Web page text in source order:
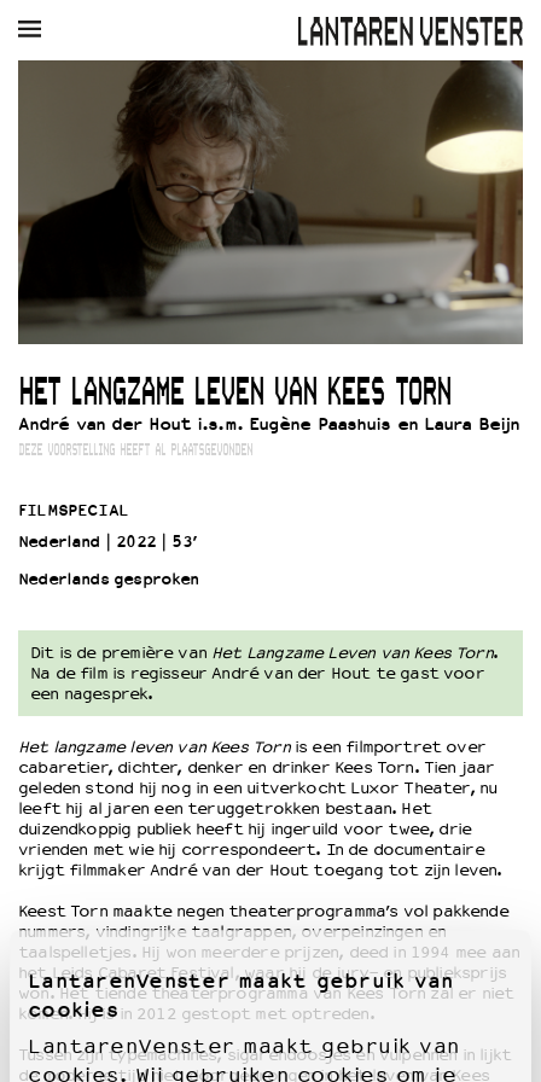
LantarenVenster maakt gebruik van
cookies
LantarenVenster maakt gebruik van
cookies. Wij gebruiken cookies om je
MUZIEK RESTAURANT
Winkelmandje
Zoek
PLAN JE BEZOEK
Openingstijden & contact
Bereikbaarheid
Kaartverkoop
EDUCATIE
Schoolvoorstellingen
Filmprogramma’s Primair Onderwijs
Speciale educatieprogramma’s
Wat we doen
Werken bij
Wie is wie
Word vriend
Historie
Partners
Huisregels
Privacyverklaring
Integriteits- en gedragscode
Culturele boycot Israël
Ruimte voor artistieke vrijheid – VNPF
HET LANGZAME LEVEN VAN KEES TORN
André van der Hout i.s.m. Eugène Paashuis en Laura Beijn
DEZE VOORSTELLING HEEFT AL PLAATSGEVONDEN
FILMSPECIAL
Nederland
2022
53’
Nederlands gesproken
Dit is de première van Het Langzame Leven van Kees Torn.
Na de film is regisseur André van der Hout te gast voor
een nagesprek.
Het langzame leven van Kees Tornis een filmportret over
cabaretier, dichter, denker en drinker Kees Torn. Tien jaar
geleden stond hij nog in een uitverkocht Luxor Theater, nu
leeft hij al jaren een teruggetrokken bestaan. Het
duizendkoppig publiek heeft hij ingeruild voor twee, drie
vrienden met wie hij correspondeert. In de documentaire
krijgt filmmaker André van der Hout toegang tot zijn leven.
Keest Torn maakte negen theaterprogramma’s vol pakkende
nummers, vindingrijke taalgrappen, overpeinzingen en
taalspelletjes. Hij won meerdere prijzen, deed in 1994 mee aan
het Leids Cabaret Festival, waar hij de jury- en publieksprijs
won. Het tiende theaterprogramma van Kees Torn zal er niet
komen. Hij is in 2012 gestopt met optreden.
Tussen zijn typemachines, sigarendoosjes en vulpennen in lijkt
de moderne tijd niet doorgedrongen in het leven van Kees